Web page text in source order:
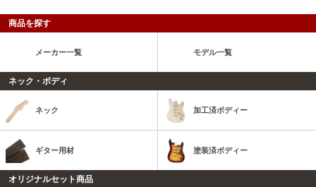
商品を探す
メーカー一覧 モデル一覧
ネック・ボディ
ネック 加工済ボディー
ギター用材 塗装済ボディー
オリジナルセット商品